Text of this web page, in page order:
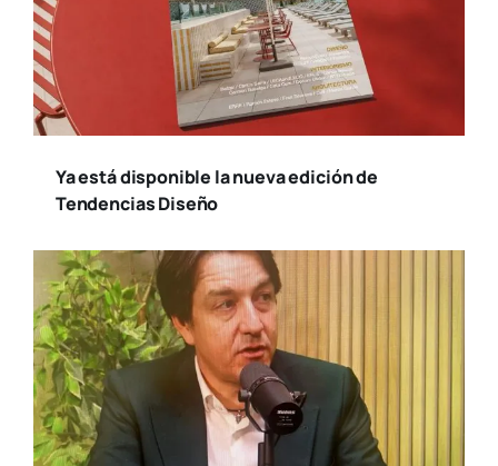
Ya está disponible la nueva edición de
Tendencias Diseño